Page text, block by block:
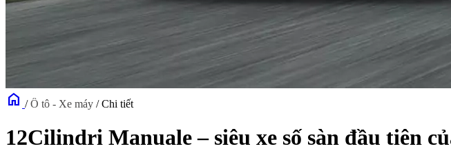
home / Ô tô - Xe máy / Chi tiết
12Cilindri Manuale – siêu xe số sàn đầu tiên